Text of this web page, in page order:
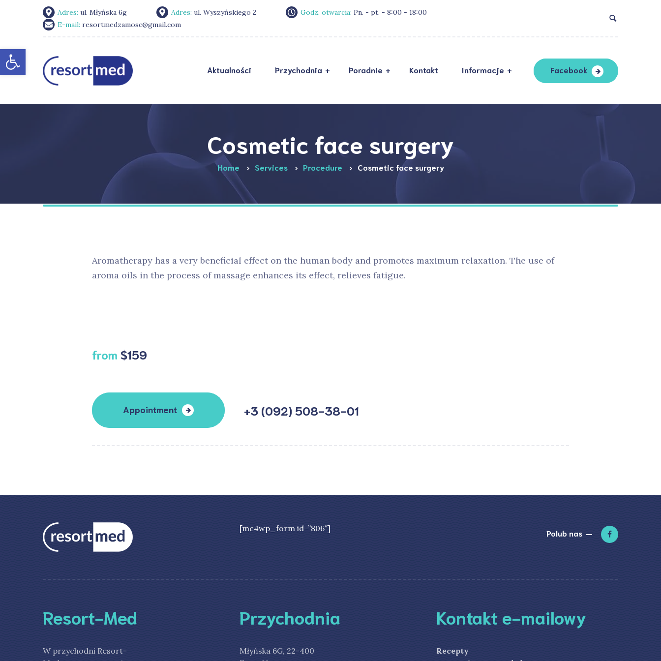
Otwórz pasek narzędzi
Adres: ul. Młyńska 6g Adres: ul. Wyszyńskiego 2 Godz. otwarcia: Pn. - pt. - 8:00 - 18:00
E-mail: resortmedzamosc@gmail.com
Aktualności
Przychodnia
O nas
Galeria
Opinie
Poradnie Kontakt Informacje
Polityka prywatności
Deklaracja dostępności
Facebook
Cosmetic face surgery
Home Services Procedure Cosmetic face surgery
Aromatherapy has a very beneficial effect on the human body and promotes maximum relaxation. The use of
aroma oils in the process of massage enhances its effect, relieves fatigue.
from $159
Appointment +3 (092) 508-38-01
[mc4wp_form id=”806″] Polub nas
Resort-Med
W przychodni Resort-
Przychodnia
Młyńska 6G, 22-400
Kontakt e-mailowy
Recepty